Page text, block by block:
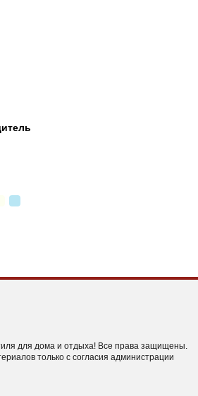
для дома и отдыха! Все права защищены.
только с согласия администрации